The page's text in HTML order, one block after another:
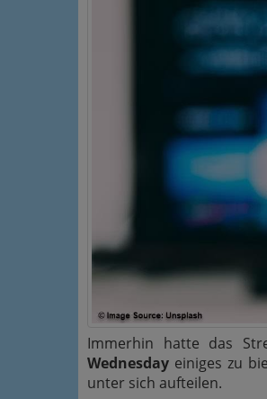
Immerhin hatte das
Wednesday einiges zu
unter sich aufteilen.